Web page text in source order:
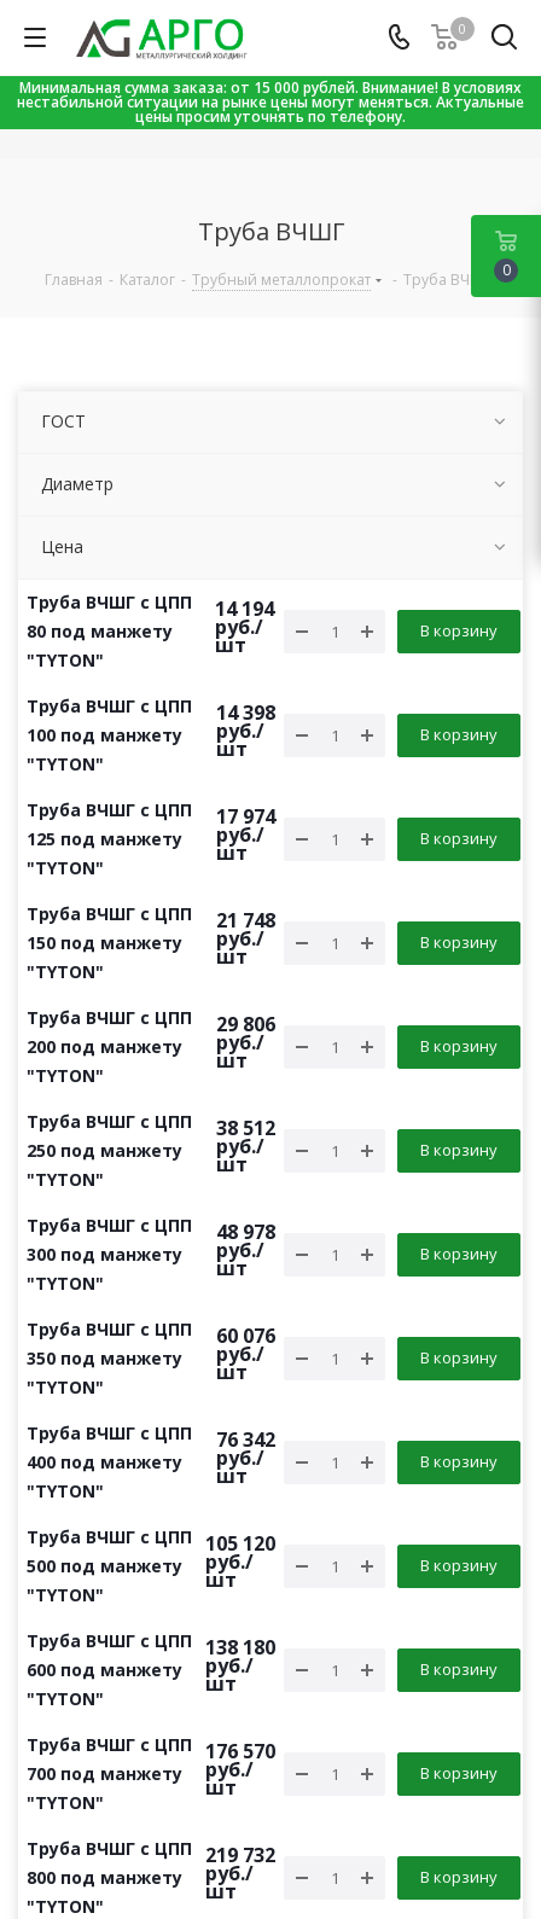
Минимальная сумма заказа: от 15 000 рублей. Внимание! В условиях
нестабильной ситуации на рынке цены могут меняться. Актуальные
цены просим уточнять по телефону.
0
Труба ВЧШГ
Главная - Каталог - Трубный металлопрокат - Труба ВЧШГ
ГОСТ
Диаметр
Цена
Труба ВЧШГ с ЦПП
80 под манжету
"TYTON"
14 194
руб./
шт
В корзину
Труба ВЧШГ с ЦПП
100 под манжету
"TYTON"
14 398
руб./
шт
В корзину
Труба ВЧШГ с ЦПП
125 под манжету
"TYTON"
17 974
руб./
шт
В корзину
Труба ВЧШГ с ЦПП
150 под манжету
"TYTON"
21 748
руб./
шт
В корзину
Труба ВЧШГ с ЦПП
200 под манжету
"TYTON"
29 806
руб./
шт
В корзину
Труба ВЧШГ с ЦПП
250 под манжету
"TYTON"
38 512
руб./
шт
В корзину
Труба ВЧШГ с ЦПП
300 под манжету
"TYTON"
48 978
руб./
шт
В корзину
Труба ВЧШГ с ЦПП
350 под манжету
"TYTON"
60 076
руб./
шт
В корзину
Труба ВЧШГ с ЦПП
400 под манжету
"TYTON"
76 342
руб./
шт
В корзину
Труба ВЧШГ с ЦПП
500 под манжету
"TYTON"
105 120
руб./
шт
В корзину
Труба ВЧШГ с ЦПП
600 под манжету
"TYTON"
138 180
руб./
шт
В корзину
Труба ВЧШГ с ЦПП
700 под манжету
"TYTON"
176 570
руб./
шт
В корзину
Труба ВЧШГ с ЦПП
800 под манжету
"TYTON"
219 732
руб./
шт
В корзину
0